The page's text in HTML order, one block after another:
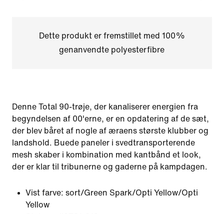
Dette produkt er fremstillet med 100%
genanvendte polyesterfibre
Denne Total 90-trøje, der kanaliserer energien fra
begyndelsen af 00'erne, er en opdatering af de sæt,
der blev båret af nogle af æraens største klubber og
landshold. Buede paneler i svedtransporterende
mesh skaber i kombination med kantbånd et look,
der er klar til tribunerne og gaderne på kampdagen.
Vist farve: sort/Green Spark/Opti Yellow/Opti
Yellow